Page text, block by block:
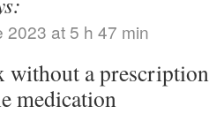
2023 at 5 h 47 min
without a
medication